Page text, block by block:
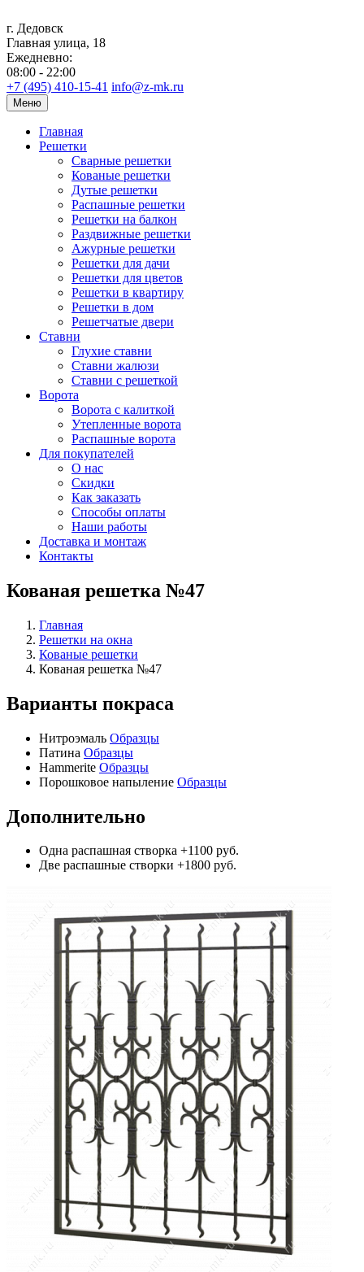
г. Дедовск
Главная улица, 18
Ежедневно:
08:00 - 22:00
+7 (495) 410-15-41 info@z-mk.ru
Меню
Главная
Решетки
Сварные решетки
Кованые решетки
Дутые решетки
Распашные решетки
Решетки на балкон
Раздвижные решетки
Ажурные решетки
Решетки для дачи
Решетки для цветов
Решетки в квартиру
Решетки в дом
Решетчатые двери
Ставни
Глухие ставни
Ставни жалюзи
Ставни с решеткой
Ворота
Ворота с калиткой
Утепленные ворота
Распашные ворота
Для покупателей
О нас
Скидки
Как заказать
Способы оплаты
Наши работы
Доставка и монтаж
Контакты
Кованая решетка №47
Главная
Решетки на окна
Кованые решетки
Кованая решетка №47
Варианты покраса
Нитроэмаль Образцы
Патина Образцы
Hammerite Образцы
Порошковое напыление Образцы
Дополнительно
Одна распашная створка +1100 руб.
Две распашные створки +1800 руб.